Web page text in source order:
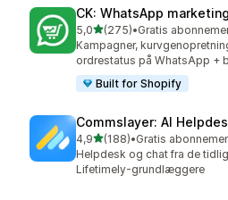
CK: WhatsApp
5,0ud af 5 stjerner
(275)
275 anmeldelser i alt
•
Kampagner,
ordrestatus på WhatsApp +
Built for Shopify
Commslayer: AI
4,9ud af 5 stjerner
(188)
188 anmeldelser i alt
•
Helpdesk og chat fra de
Lifetimely-grundlæggere